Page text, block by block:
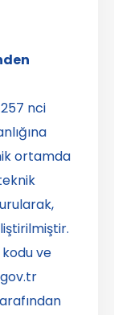
nci
ortamda
kodu ve